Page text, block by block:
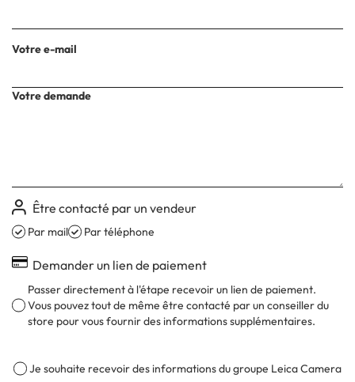
Votre e-mail
Votre demande
Être contacté par un vendeur
Par mail Par téléphone
Demander un lien de paiement
Passer directement à l'étape recevoir un lien de paiement.
Vous pouvez tout de même être contacté par un conseiller du
store pour vous fournir des informations supplémentaires.
Je souhaite recevoir des informations du groupe Leica Camera